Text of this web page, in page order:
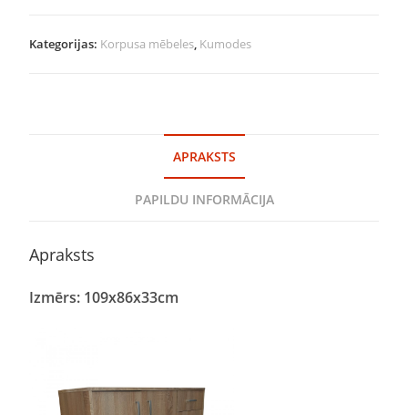
Kategorijas: Korpusa mēbeles, Kumodes
APRAKSTS
PAPILDU INFORMĀCIJA
Apraksts
Izmērs: 109x86x33cm